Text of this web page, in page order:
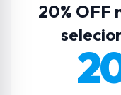
20% OFF